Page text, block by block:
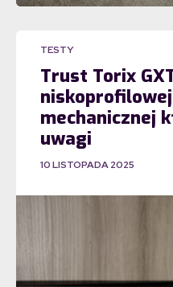
TESTY
Trust Torix
mechanicznej
uwagi
10 LISTOPADA 2025